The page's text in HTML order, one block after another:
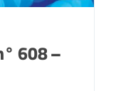
608 –